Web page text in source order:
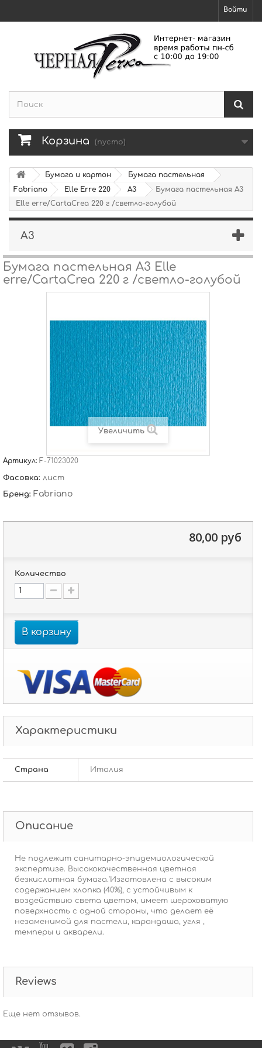
Войти
Корзина (пусто)
Бумага и картон
Бумага пастельная
Fabriano
Elle Erre 220 А3
Бумага пастельная А3
Elle erre/CartaCrea 220 г /светло-голубой
А3
Бумага пастельная А3 Elle
erre/CartaCrea 220 г /светло-голубой
Увеличить
Артикул: F-71023020
Фасовка: лист
Бренд: Fabriano
80,00 руб
Количество
В корзину
Характеристики
Страна Италия
Описание
Не подлежит санитарно-эпидемиологической
экспертизе. Высококачественная цветная
безкислотная бумага.'Изготовлена с высоким
содержанием хлопка (40%), с устойчивым к
воздействию света цветом, имеет шероховатую
поверхность с одной стороны, что делает её
незаменимой для пастели, карандаша, угля ,
темперы и акварели.
Reviews
Еще нет отзывов.